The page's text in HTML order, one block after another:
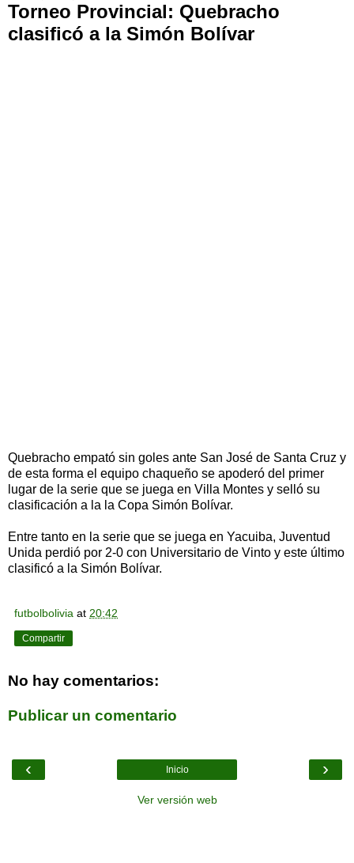
Torneo Provincial: Quebracho
clasificó a la Simón Bolívar
Quebracho empató sin goles ante San José de Santa Cruz y
de esta forma el equipo chaqueño se apoderó del primer
lugar de la serie que se juega en Villa Montes y selló su
clasificación a la la Copa Simón Bolívar.
Entre tanto en la serie que se juega en Yacuiba, Juventud
Unida perdió por 2-0 con Universitario de Vinto y este último
clasificó a la Simón Bolívar.
futbolbolivia at 20:42
Compartir
No hay comentarios:
Publicar un comentario
‹ ›
Inicio
Ver versión web